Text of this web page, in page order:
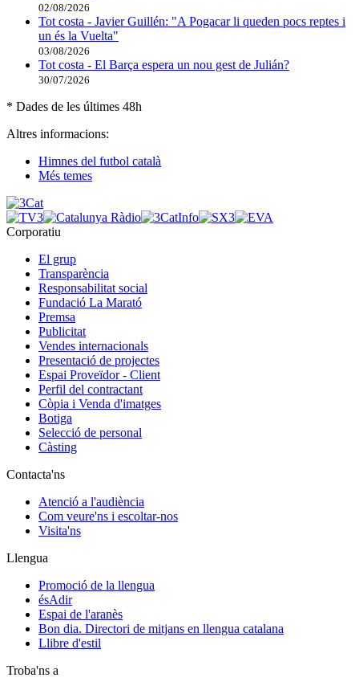
02/08/2026
Tot costa - Javier Guillén: "A Pogacar li queden pocs reptes i
un és la Vuelta"
03/08/2026
Tot costa - El Barça espera un nou gest de Julián?
30/07/2026
* Dades de les últimes 48h
Altres informacions:
Himnes del futbol català
Més temes
Corporatiu
El grup
Transparència
Responsabilitat social
Fundació La Marató
Premsa
Publicitat
Vendes internacionals
Presentació de projectes
Espai Proveïdor - Client
Perfil del contractant
Còpia i Venda d'imatges
Botiga
Selecció de personal
Càsting
Contacta'ns
Atenció a l'audiència
Com veure'ns i escoltar-nos
Visita'ns
Llengua
Promoció de la llengua
ésAdir
Espai de l'aranès
Bon dia. Directori de mitjans en llengua catalana
Llibre d'estil
Troba'ns a